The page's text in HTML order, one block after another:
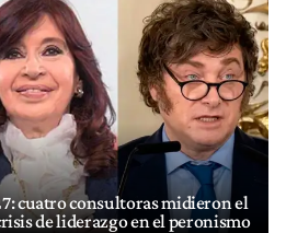
cuatro consultoras midieron el
de liderazgo en el peronismo